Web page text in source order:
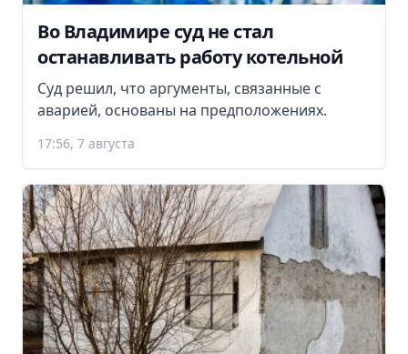
Во Владимире суд не стал
останавливать работу котельной
Суд решил, что аргументы, связанные с
аварией, основаны на предположениях.
17:56, 7 августа